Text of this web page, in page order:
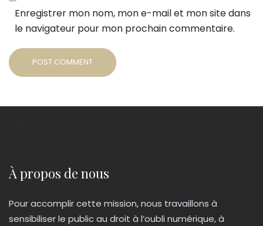
Enregistrer mon nom, mon e-mail et mon site dans
le navigateur pour mon prochain commentaire.
POST COMMENT
À propos de nous
Pour accomplir cette mission, nous travaillons à
sensibiliser le public au droit à l’oubli numérique, à